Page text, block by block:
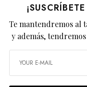
Te mantendremos al
y además,